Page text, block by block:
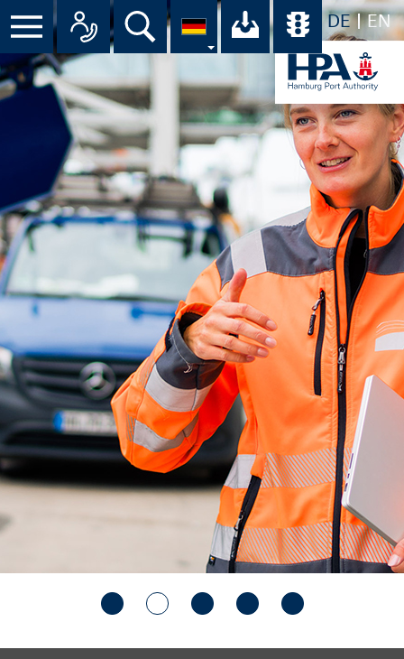
DE EN
Menü Alle Ansprechpartner im
Suche Ihr Download-